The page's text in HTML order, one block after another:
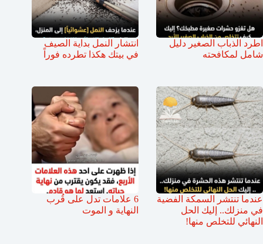
اطرد الذباب الصغير دليل
شامل لمكافحته
انتشار النمل بداية الصيف
في بيتك هكذا تطرده فوراً
عندما تنتشر السمكة الفضية
في منزلك.. إليك الحل
النهائي للتخلص منها!
6 علامات تدل على قُرب
النهاية و الموت